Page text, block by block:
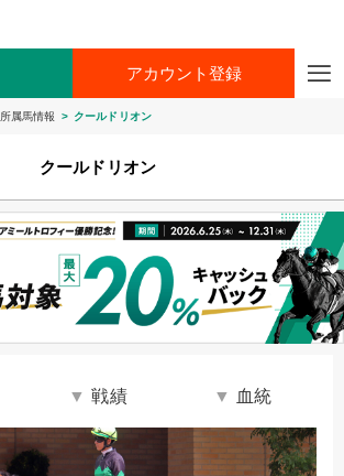
アカウント登録
所属馬情報 クールドリオン
クールドリオン
戦績 血統